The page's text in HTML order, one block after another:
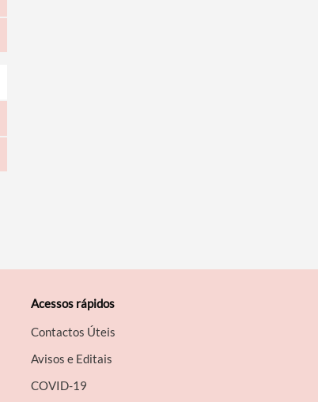
Acessos rápidos
Contactos Úteis
Avisos e Editais
COVID-19